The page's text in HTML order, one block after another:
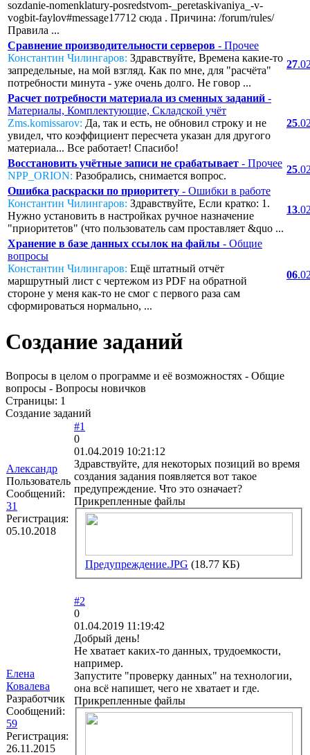
sozdanie-nomenklatury-posredstvom-_peretaskivaniya_-v-
vogbit-faylov#message17712 сюда . Причина: /forum/rules/
Правила ...
Сравнение производительности серверов - Прочее
Константин Чилингаров: Здравствуйте, Времена какие-то
запредельные, на мой взгляд. Как по мне, для "расчёта"
потребности минута - уже очень долго. Не говор ...
27
Расчет потребности материала из сменных заданий -
Материалы, Комплектующие, Складской учёт
Zms.komissarov: Да, так и есть, не обновил строку и не
увидел, что коэффициент пересчета указан для другого
материала... Все работает! Спасибо!
25
Восстановить учётные записи не срабатывает - Прочее
NPP_ORION: Разобрались, снимается вопрос.
25
Ошибка раскраски по приоритету - Ошибки в работе
Константин Чилингаров: Здравствуйте, Если кратко: 1.
Нужно установить в настройках ручное назначение
"приоритетов" (что пользователь сам проставляет &quo ...
13
Хранение в базе данных ссылок на файлы - Общие
вопросы
Константин Чилингаров: Ещё штатный отчёт
маршрутный лист с чертежом из PDF на обратной
стороне у меня как-то не смог с первого раза сам
сформироваться нормально, ...
06
Создание заданий
Вопросы в целом о программе и её возможностях - Общие
вопросы - Вопросы новичков
Страницы: 1
Создание заданий
Александр
Пользователь
Сообщений:
31
Регистрация:
05.10.2018
#1
0
01.04.2019 10:21:12
Здравствуйте, для некоторых позиций во время
создания задания появляется вот такое
предупреждение. Что это означает?
Прикрепленные файлы
Предупреждение.JPG (18.77 КБ)
Елена
Ковалева
Разработчик
Сообщений:
59
Регистрация:
26.11.2015
#2
0
01.04.2019 11:19:42
Добрый день!
Не хватает каких-то данных, трудоемкости,
например.
Запустите "проверку данных" на технологии,
она всё напишет, чего не хватает и где.
Прикрепленные файлы